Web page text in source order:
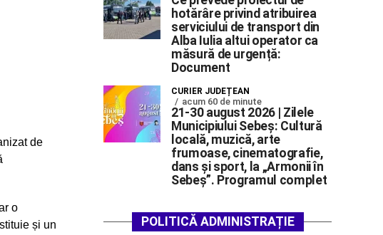
de
o
și un
hotărâre privind atribuirea
serviciului de transport din
Alba Iulia altui operator ca
măsură de urgență:
Document
CURIER JUDEȚEAN
acum 60 de minute
21-30 august 2026 | Zilele
Municipiului Sebeș: Cultură
locală, muzică, arte
frumoase, cinematografie,
dans și sport, la „Armonii în
Sebeș”. Programul complet
POLITICĂ ADMINISTRAȚIE